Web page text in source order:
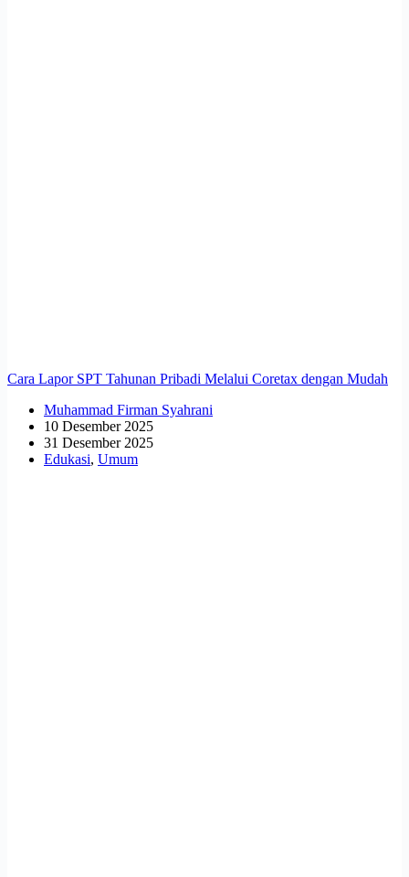
Cara Lapor SPT Tahunan Pribadi Melalui Coretax dengan Mudah
Muhammad Firman Syahrani
10 Desember 2025
31 Desember 2025
Edukasi, Umum